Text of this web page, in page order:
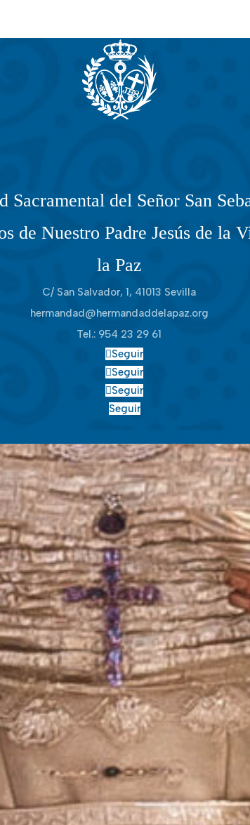
Sacramental del Señor San
de Nuestro Padre Jesús de la
la Paz
C/ San Salvador, 1, 41013 Sevilla
hermandad@hermandaddelapaz.org
Tel.: 954 23 29 61
Seguir
Seguir
Seguir
Seguir